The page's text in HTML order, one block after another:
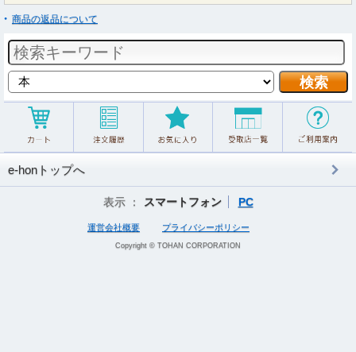
商品の返品について
e-honトップへ
表示 ： スマートフォン PC
運営会社概要 プライバシーポリシー
Copyright © TOHAN CORPORATION